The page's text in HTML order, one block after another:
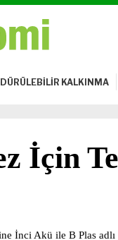
KALKINMA
İçin
İnci Akü ile B Plas